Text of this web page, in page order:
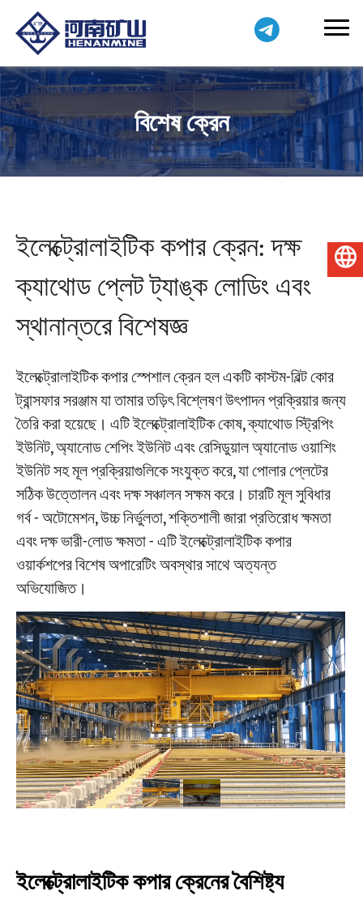
প্রকল্প
বিশেষ ক্রেন
ইলেক্ট্রোলাইটিক কপার ক্রেন: দক্ষ
ক্যাথোড প্লেট ট্যাঙ্ক লোডিং এবং
স্থানান্তরে বিশেষজ্ঞ
ইলেক্ট্রোলাইটিক কপার স্পেশাল ক্রেন হল একটি কাস্টম-বিল্ট কোর
ট্রান্সফার সরঞ্জাম যা তামার তড়িৎ বিশ্লেষণ উৎপাদন প্রক্রিয়ার জন্য
তৈরি করা হয়েছে। এটি ইলেক্ট্রোলাইটিক কোষ, ক্যাথোড স্ট্রিপিং
ইউনিট, অ্যানোড শেপিং ইউনিট এবং রেসিডুয়াল অ্যানোড ওয়াশিং
ইউনিট সহ মূল প্রক্রিয়াগুলিকে সংযুক্ত করে, যা পোলার প্লেটের
সঠিক উত্তোলন এবং দক্ষ সঞ্চালন সক্ষম করে। চারটি মূল সুবিধার
গর্ব - অটোমেশন, উচ্চ নির্ভুলতা, শক্তিশালী জারা প্রতিরোধ ক্ষমতা
এবং দক্ষ ভারী-লোড ক্ষমতা - এটি ইলেক্ট্রোলাইটিক কপার
ওয়ার্কশপের বিশেষ অপারেটিং অবস্থার সাথে অত্যন্ত
অভিযোজিত।
ইলেক্ট্রোলাইটিক কপার ক্রেনের বৈশিষ্ট্য
বাংলা